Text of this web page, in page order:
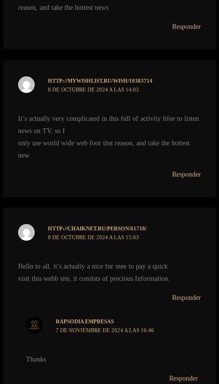
reason, and take the hottest news
Responder
HTTP://MYWISHLIST.RU/WISH/10383714
8 DE OCTUBRE DE 2024 A LAS 14:03
It’s actually very complicated in this full of activity lifee to listen
news on TV, so I
only use world wide web foor thst reason, and take the hottest
new
Responder
HTTP://CHAIKNET.RU/PERSON/61718/
8 DE OCTUBRE DE 2024 A LAS 15:03
Hello to all, it’s actually a nice for mee to pay a quick
visit this webb site, it consists of precious Information.
Responder
RAPSODIA EMPRESAS
7 DE NOVIEMBRE DE 2024 A LAS 16:46
Thanks
Responder